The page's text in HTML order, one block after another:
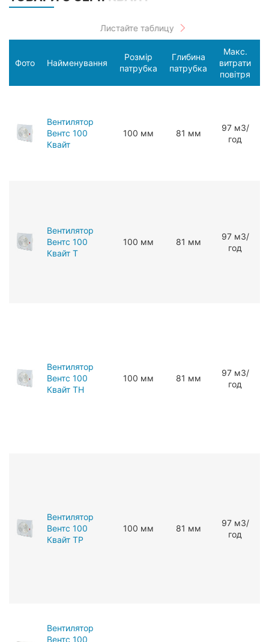
Фото Найменування
Розмір
патрубка
Глибина
патрубка
Макс.
витрати
повітря
Вентилятор
Вентс 100
Квайт
100 мм 81 мм
97 мЗ/
год
Вентилятор
Вентс 100
Квайт Т
100 мм 81 мм
97 мЗ/
год
Вентилятор
Вентс 100
Квайт ТН
100 мм 81 мм
97 мЗ/
год
Вентилятор
Вентс 100
Квайт ТР
100 мм 81 мм
97 мЗ/
год
Вентилятор
Вентс 100